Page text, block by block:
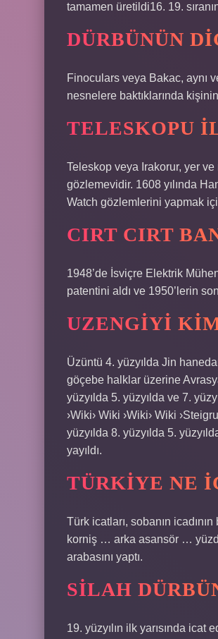
tamamen üretildi16. 19.
DÜRBÜNÜN
Finoculars veya Bakac, aynı
nesnelere baktıklarında
TELESKOPU
Teleskop veya Irakorur, yer
gözlemevidir. 1608 yılında
Watch gözlemlerini yapmak
CIRT CIRT
1948’de İsviçre Elektrik
patentini aldı ve 1950’lerin
UZENGIYI
Üzüntü 4. yüzyılda Jin
göçebe halklar üzerine
yüzyılda 5. yüzyılda ve 7.
›Wiki› Wiki ›Wiki› Wiki
yüzyılda 8. yüzyılda 5.
yayıldı.
TÜRKIYE NE
Türk icatları, sobanın
korniş … arka asansör …
arabasını yaptı.
SILAH
19. yüzyılın ilk yarısında